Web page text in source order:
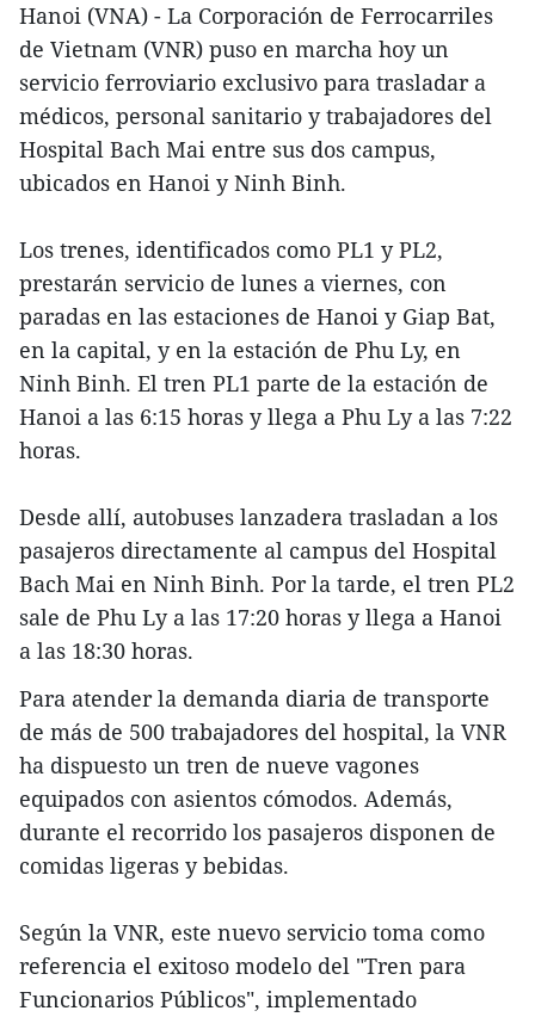
Hanoi (VNA) - La Corporación de Ferrocarriles
de Vietnam (VNR) puso en marcha hoy un
servicio ferroviario exclusivo para trasladar a
médicos, personal sanitario y trabajadores del
Hospital Bach Mai entre sus dos campus,
ubicados en Hanoi y Ninh Binh.
Los trenes, identificados como PL1 y PL2,
prestarán servicio de lunes a viernes, con
paradas en las estaciones de Hanoi y Giap Bat,
en la capital, y en la estación de Phu Ly, en
Ninh Binh. El tren PL1 parte de la estación de
Hanoi a las 6:15 horas y llega a Phu Ly a las 7:22
horas.
Desde allí, autobuses lanzadera trasladan a los
pasajeros directamente al campus del Hospital
Bach Mai en Ninh Binh. Por la tarde, el tren PL2
sale de Phu Ly a las 17:20 horas y llega a Hanoi
a las 18:30 horas.
Para atender la demanda diaria de transporte
de más de 500 trabajadores del hospital, la VNR
ha dispuesto un tren de nueve vagones
equipados con asientos cómodos. Además,
durante el recorrido los pasajeros disponen de
comidas ligeras y bebidas.
Según la VNR, este nuevo servicio toma como
referencia el exitoso modelo del "Tren para
Funcionarios Públicos", implementado